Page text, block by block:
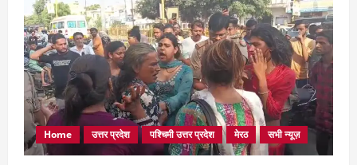
Home उत्तर प्रदेश पश्चिमी उत्तर प्रदेश मेरठ सभी न्यूज़